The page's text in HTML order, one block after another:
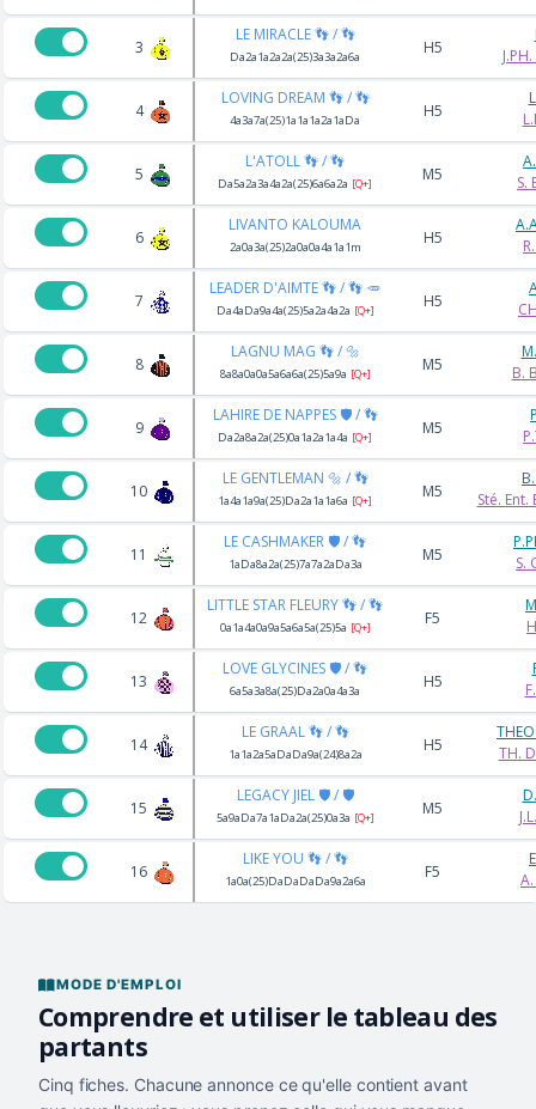
3
LE MIRACLE 👣 / 👣
Da2a1a2a2a(25)3a3a2a6a H5
4
LOVING DREAM 👣 / 👣
4a3a7a(25)1a1a1a2a1aDa H5
5
L'ATOLL 👣 / 👣
Da5a2a3a4a2a(25)6a6a2a [Q+] M5
S.
6
LIVANTO KALOUMA
2a0a3a(25)2a0a0a4a1a1m H5
7
LEADER D'AIMTE 👣 / 👣 🥕
Da4aDa9a4a(25)5a2a4a2a [Q+] H5
8
LAGNU MAG 👣 / 🔩
8a8a0a0a5a6a6a(25)5a9a [Q+] M5
B.
9
LAHIRE DE NAPPES 🛡️ / 👣
Da2a8a2a(25)0a1a2a1a4a [Q+] M5
10
LE GENTLEMAN 🔩 / 👣
1a4a1a9a(25)Da2a1a1a6a [Q+] M5
Sté. Ent.
11
LE CASHMAKER 🛡️ / 👣
1aDa8a2a(25)7a7a2aDa3a M5
S.
12
LITTLE STAR FLEURY 👣 / 👣
0a1a4a0a9a5a6a5a(25)5a [Q+] F5
13
LOVE GLYCINES 🛡️ / 👣
6a5a3a8a(25)Da2a0a4a3a H5
14
LE GRAAL 👣 / 👣
1a1a2a5aDaDa9a(24)8a2a H5
TH.
15
LEGACY JIEL 🛡️ / 🛡️
5a9aDa7a1aDa2a(25)0a3a [Q+] M5
16
LIKE YOU 👣 / 👣
1a0a(25)DaDaDaDa9a2a6a F5
A.
MODE D'EMPLOI
Comprendre et utiliser le tableau des
partants
Cinq fiches. Chacune annonce ce qu'elle contient avant